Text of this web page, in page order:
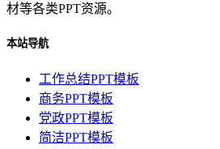
材等各类PPT资源。
本站导航
工作总结PPT模板
商务PPT模板
党政PPT模板
简洁PPT模板